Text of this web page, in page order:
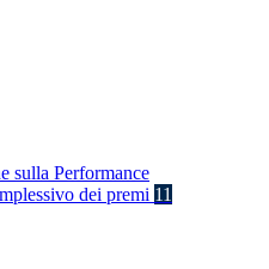
sulla Performance
dei premi 11